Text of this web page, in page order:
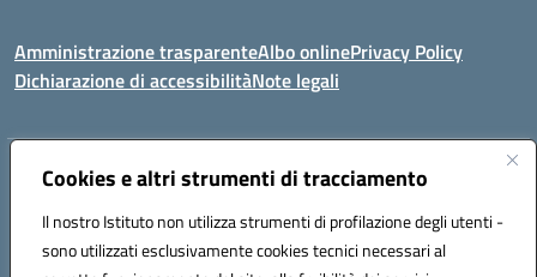
Cookies e altri strumenti di tracciamento
Il nostro Istituto non utilizza strumenti di profilazione degli utenti -
sono utilizzati esclusivamente cookies tecnici necessari al
Amministrazione trasparenteAlbo onlinePrivacy Policy
Dichiarazione di accessibilitàNote legali
Indirizzo:Via Tirso, 07011 Bono (SS)
Posta elettronica certificata (PEC):ssic820006@pec.istruzione.it
Codice fiscale: 81000530907